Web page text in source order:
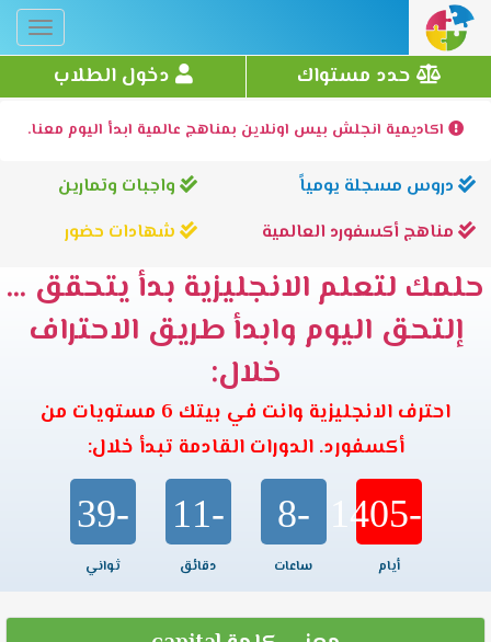
حدد مستواك دخول الطلاب
اكاديمية انجلش بيس اونلاين بمناهج عالمية ابدأ اليوم معنا.
دروس مسجلة يومياً
واجبات وتمارين
مناهج أكسفورد العالمية
شهادات حضور
حلمك لتعلم الانجليزية بدأ يتحقق ...
إلتحق اليوم وابدأ طريق الاحتراف
خلال:
احترف الانجليزية وانت في بيتك 6 مستويات من
أكسفورد. الدورات القادمة تبدأ خلال:
-1405
أيام
-8
ساعات
-11
دقائق
-39
ثواني